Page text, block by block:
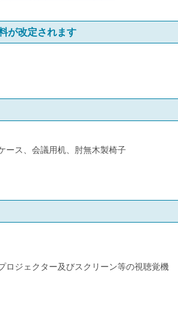
が改定されます
ース、会議用机、肘無木製椅子
ロジェクター及びスクリーン等の視聴覚機